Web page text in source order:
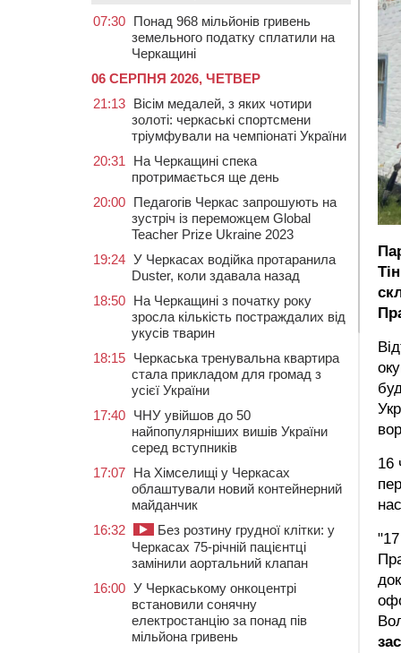
16
07:30 Понад 968 мільйонів гривень
земельного податку сплатили на
Черкащині
06 СЕРПНЯ 2026, ЧЕТВЕР
21:13 Вісім медалей, з яких чотири
золоті: черкаські спортсмени
тріумфували на чемпіонаті України
20:31
На Черкащині спека
протримається ще день
20:00 Педагогів Черкас запрошують на
зустріч із переможцем Global
Teacher Prize Ukraine 2023
19:24 У Черкасах водійка протаранила
Duster, коли здавала назад
18:50 На Черкащині з початку року
зросла кількість постраждалих від
укусів тварин
18:15 Черкаська тренувальна квартира
стала прикладом для громад з
усієї України
17:40 ЧНУ увійшов до 50
найпопулярніших вишів України
серед вступників
17:07 На Хімселищі у Черкасах
облаштували новий контейнерний
майданчик
16:32
Без розтину грудної клітки: у
Черкасах 75-річній пацієнтці
замінили аортальний клапан
16:00 У Черкаському онкоцентрі
встановили сонячну
електростанцію за понад пів
мільйона гривень